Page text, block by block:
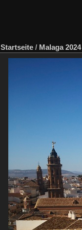
Startseite / Malaga 2024